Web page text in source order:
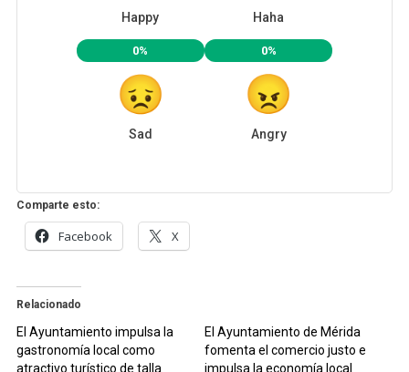
Happy Haha
0%
Sad
0%
Angry
Comparte esto:
Facebook X
Relacionado
El Ayuntamiento impulsa la
gastronomía local como
atractivo turístico de talla
El Ayuntamiento de Mérida
fomenta el comercio justo e
impulsa la economía local